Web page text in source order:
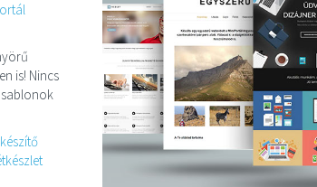
is! Nincs
sablonok